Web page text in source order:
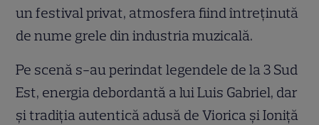
un festival privat, atmosfera fiind întreținută
de nume grele din industria muzicală.
Pe scenă s-au perindat legendele de la 3 Sud
Est, energia debordantă a lui Luis Gabriel, dar
și tradiția autentică adusă de Viorica și Ioniță